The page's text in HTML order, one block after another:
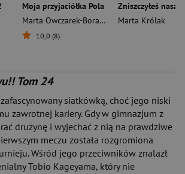
Moja przyjaciółka Pola
Marta Owczarek-Boraczyńska
10,0 (8)
Marta Królak
Tom 24
siatkówką, choć jego niski
zawrotnej kariery. Gdy w gimnazjum z
drużynę i wyjechać z nią na prawdziwe
meczu została rozgromiona
Wśród jego przeciwników znalazł
Tobio Kageyama, który nie